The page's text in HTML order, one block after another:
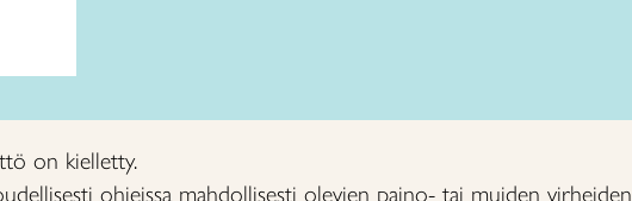
on kielletty.
ohjeissa mahdollisesti olevien paino- tai muiden virheiden